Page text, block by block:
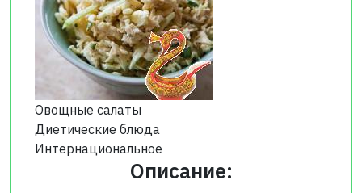
Овощные салаты
Диетические блюда
Интернациональное
Описание: